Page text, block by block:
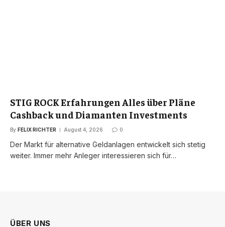
STIG ROCK Erfahrungen Alles über Pläne
Cashback und Diamanten Investments
By FELIX RICHTER August 4, 2026 0
Der Markt für alternative Geldanlagen entwickelt sich stetig
weiter. Immer mehr Anleger interessieren sich für…
ÜBER UNS